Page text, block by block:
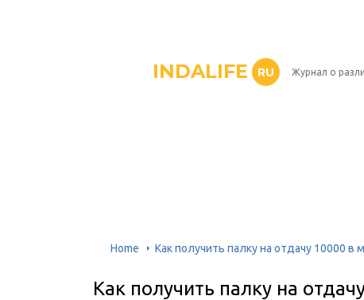
INDALIFE RU Журнал о
Home Как получить палку на отдачу 10000 в
Как получить палку на